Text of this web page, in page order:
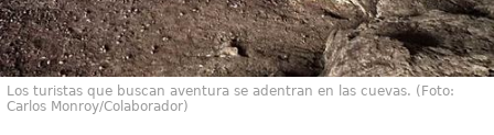
Los turistas que buscan aventura se adentran en las cuevas. (Foto:
Carlos Monroy/Colaborador)